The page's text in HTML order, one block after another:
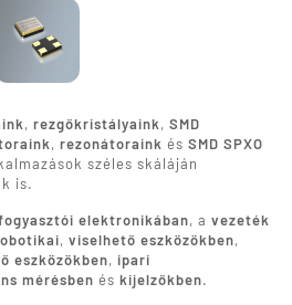
, rezgőkristályaink, SMD
, rezonátoraink és SMD SPXO
széles skáláján
is.
elektronikában, a vezeték
, viselhető eszközökben,
eszközökben, ipari
mérésben és kijelzőkben.